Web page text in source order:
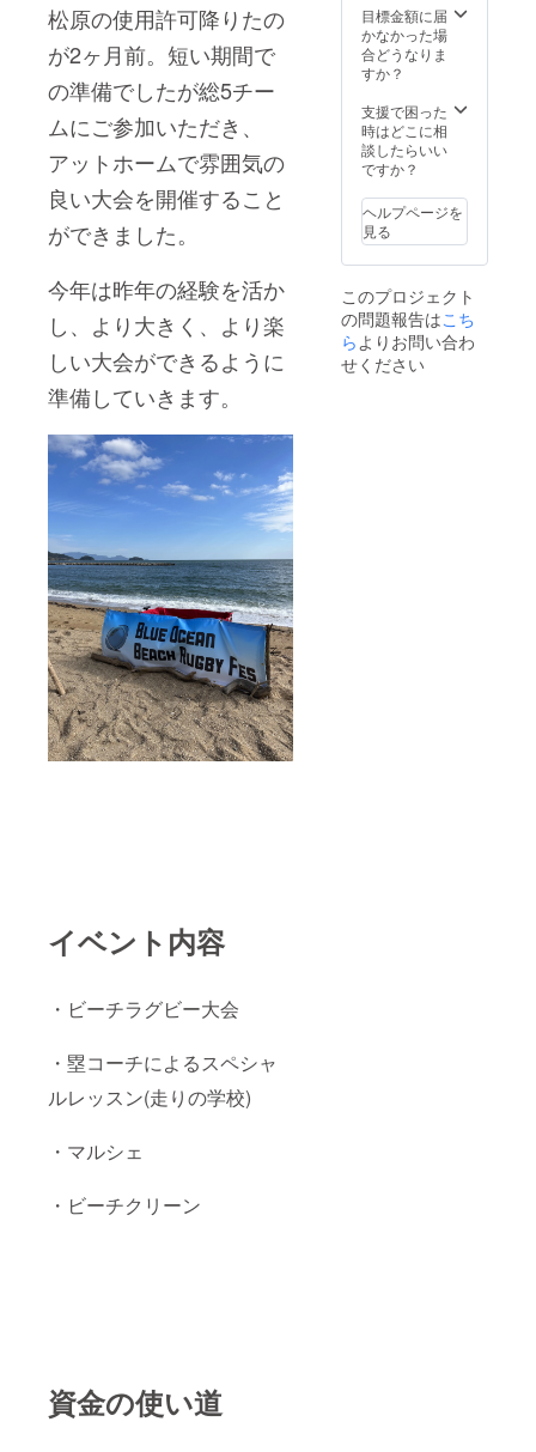
松原の使用許可降りたの
が2ヶ月前。短い期間で
の準備でしたが総5チー
ムにご参加いただき、
アットホームで雰囲気の
良い大会を開催すること
ができました。
今年は昨年の経験を活か
し、より大きく、より楽
しい大会ができるように
準備していきます。
イベント内容
・ビーチラグビー大会
・塁コーチによるスペシャ
ルレッスン(走りの学校)
・マルシェ
・ビーチクリーン
資金の使い道
目標金額に届
かなかった場
合どうなりま
すか？
支援で困った
時はどこに相
談したらいい
ですか？
ヘルプページを
見る
このプロジェクト
の問題報告はこち
らよりお問い合わ
せください